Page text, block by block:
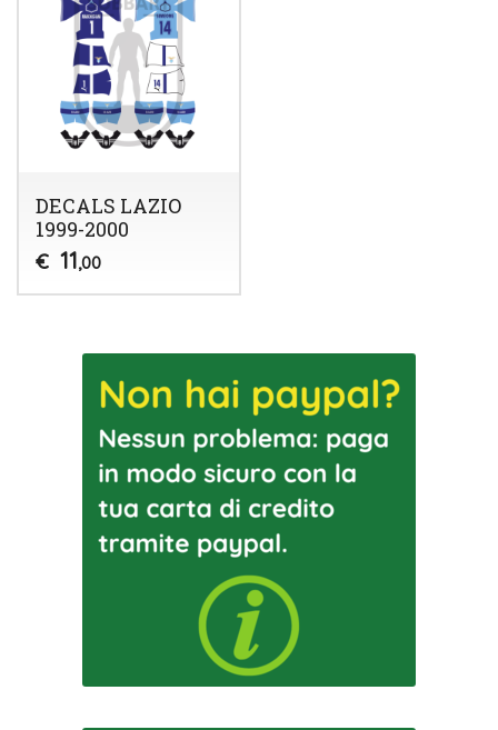
DECALS LAZIO
1999-2000
€ 11,00